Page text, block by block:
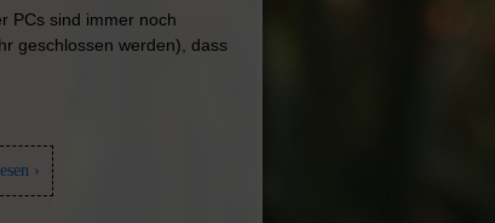
PCs sind immer noch
geschlossen werden), dass
›